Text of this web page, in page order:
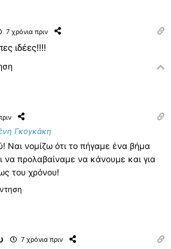
7 χρόνια πριν
ιδέες!!!!
Γκογκάκη
Ναι νομίζω ότι το πήγαμε ένα βήμα
προλαβαίναμε να κάνουμε και για
του χρόνου!
7 χρόνια πριν